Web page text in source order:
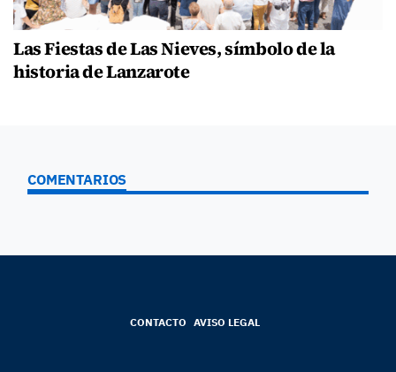
Las Fiestas de Las Nieves, símbolo de la
historia de Lanzarote
COMENTARIOS
CONTACTO AVISO LEGAL